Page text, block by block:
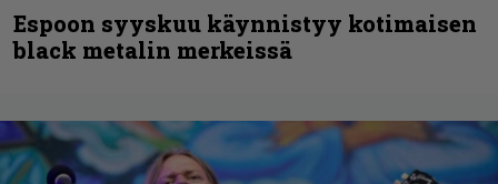
Espoon syyskuu käynnistyy kotimaisen
black metalin merkeissä